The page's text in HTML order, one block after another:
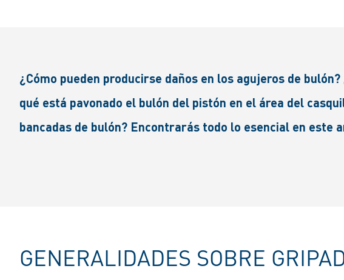
¿Cómo pueden producirse daños en los agujeros de
qué está pavonado el bulón del pistón en el área del
bancadas de bulón? Encontrarás todo lo esencial en este
GENERALIDADES SOBRE